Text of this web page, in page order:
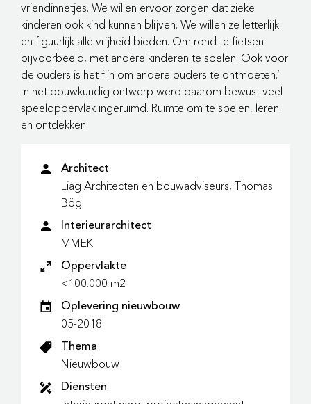
vriendinnetjes. We willen ervoor zorgen dat zieke
kinderen ook kind kunnen blijven. We willen ze letterlijk
en figuurlijk alle vrijheid bieden. Om rond te fietsen
bijvoorbeeld, met andere kinderen te spelen. Ook voor
de ouders is het fijn om andere ouders te ontmoeten.’
In het bouwkundig ontwerp werd daarom bewust veel
speeloppervlak ingeruimd. Ruimte om te spelen, leren
en ontdekken.
Architect
Liag Architecten en bouwadviseurs, Thomas
Bögl
Interieurarchitect
MMEK
Oppervlakte
<100.000 m2
Oplevering nieuwbouw
05-2018
Thema
Nieuwbouw
Diensten